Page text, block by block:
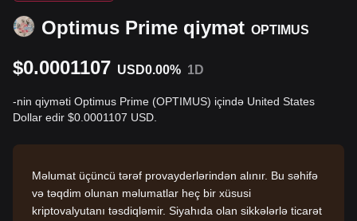
Optimus Prime qiymət OPTIMUS
$0.0001107 USD0.00% 1D
-nin qiyməti Optimus Prime (OPTIMUS) içində United States
Dollar edir $0.0001107 USD.
Məlumat üçüncü tərəf provayderlərindən alınır. Bu səhifə
və təqdim olunan məlumatlar heç bir xüsusi
kriptovalyutanı təsdiqləmir. Siyahıda olan sikkələrlə ticarət